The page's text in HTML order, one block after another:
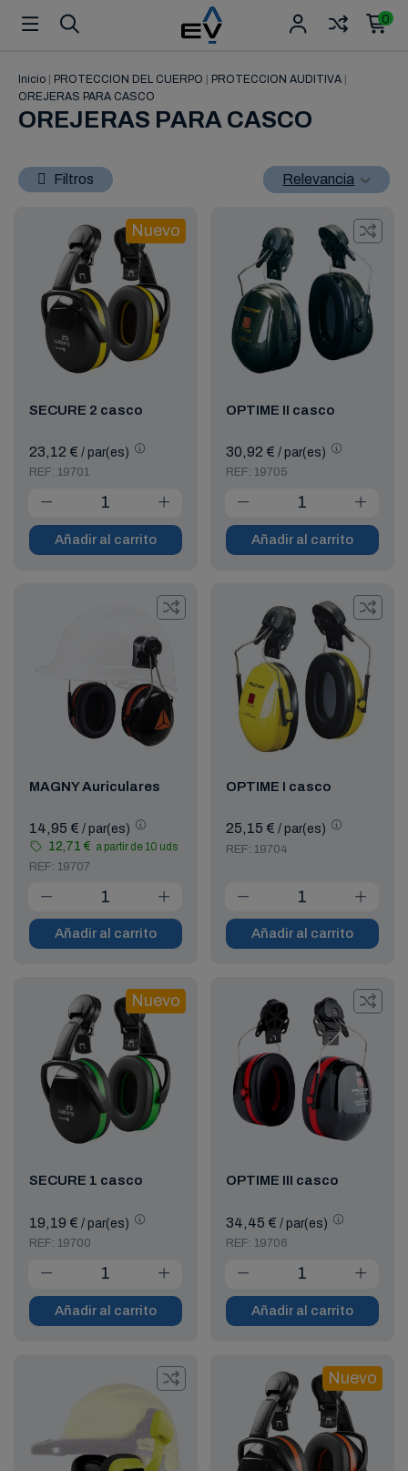
0
Inicio PROTECCION DEL CUERPO PROTECCION AUDITIVA
OREJERAS PARA CASCO
OREJERAS PARA CASCO
Filtros Relevancia
Nuevo
SECURE 2 casco
23,12 € / par(es)
REF: 19701
Añadir al carrito
OPTIME II casco
30,92 € / par(es)
REF: 19705
Añadir al carrito
MAGNY Auriculares
14,95 € / par(es)
12,71 € a partir de 10 uds
REF: 19707
Añadir al carrito
OPTIME I casco
25,15 € / par(es)
REF: 19704
Añadir al carrito
Nuevo
SECURE 1 casco
19,19 € / par(es)
REF: 19700
Añadir al carrito
OPTIME III casco
34,45 € / par(es)
REF: 19706
Añadir al carrito
Nuevo